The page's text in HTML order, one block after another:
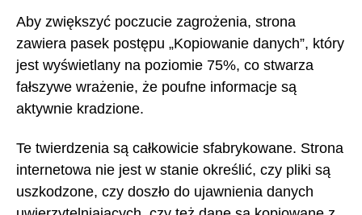
Aby zwiększyć poczucie zagrożenia, strona
zawiera pasek postępu „Kopiowanie danych”, który
jest wyświetlany na poziomie 75%, co stwarza
fałszywe wrażenie, że poufne informacje są
aktywnie kradzione.
Te twierdzenia są całkowicie sfabrykowane. Strona
internetowa nie jest w stanie określić, czy pliki są
uszkodzone, czy doszło do ujawnienia danych